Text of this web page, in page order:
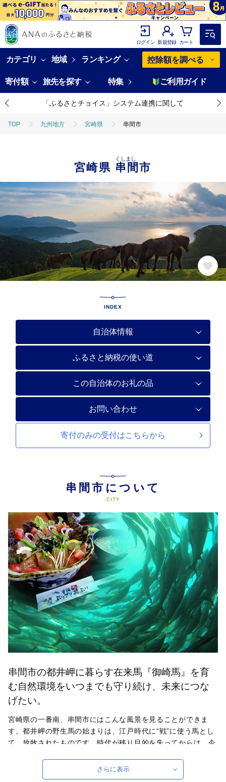
ログイン 新規登録 カート
カテゴリ 地域 ランキング 控除額を調べる
寄付額 旅先を探す 特集 ご利用ガイド
「ふるさとチョイス」システム連携に関して
TOP 九州地方 宮崎県 串間市
宮崎県 串間市
くしまし
INDEX
自治体情報
ふるさと納税の使い道
この自治体のお礼の品
お問い合わせ
寄付のみの受付はこちらから
串間市について
串間市の都井岬に暮らす在来馬『御崎馬』を育
む自然環境をいつまでも守り続け、未来につな
げたい。
宮崎県の一番南、串間市にはこんな風景を見ることができま
す。都井岬の野生馬の始まりは、江戸時代に“戦”に使う馬とし
て、放牧されたものです。時代が移り目的を失ってからは、今
繁殖をはじめ生命の営みは全く自然にまかされています。現存
する8種の日本在来馬のひとつで、唯一、純粋な日本在来馬と
さらに表示